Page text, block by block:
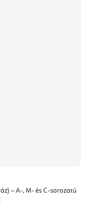
– A-, M- és C-sorozatú